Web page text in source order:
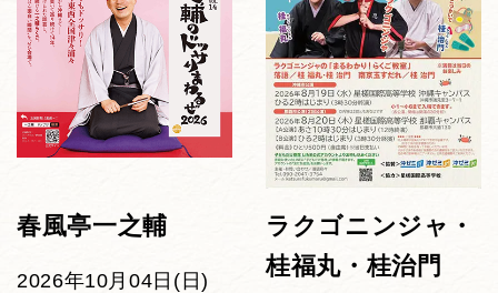
春風亭一之輔
2026年10月04日(日)
ラクゴニンジャ・
桂福丸・桂治門